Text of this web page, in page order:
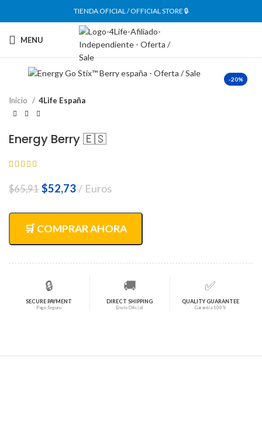
TIENDA OFICIAL / OFFICIAL STORE 🔒
MENU
-20%
Inicio 4Life España
Energy Berry 🇪🇸
$65,91 El
original
era:
$65,91.
$52,73El
actual
es:
$52,73.
Euros
🛒 COMPRAR AHORA
🔒
SECURE PAYMENT
Pago Seguro
🚚
DIRECT SHIPPING
Envío Oficial
✅
QUALITY GUARANTEE
Garantía 100%